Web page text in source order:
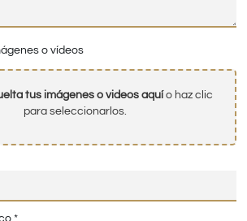
o vídeos
tus imágenes o videos aquío haz clic
para seleccionarlos.